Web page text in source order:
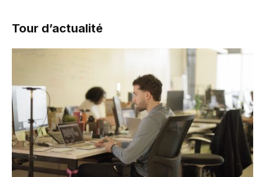
Tour d’actualité